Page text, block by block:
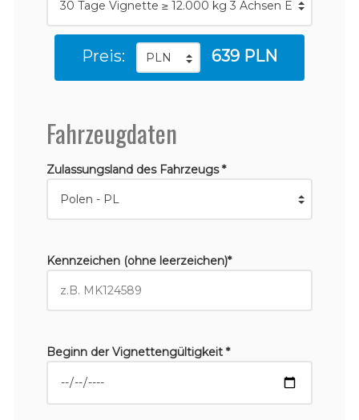
Preis: 639 PLN
Fahrzeugdaten
Zulassungsland des Fahrzeugs *
Kennzeichen (ohne leerzeichen)*
Beginn der Vignettengültigkeit *